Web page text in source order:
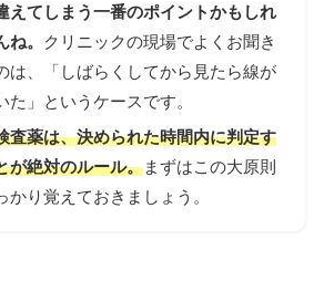
えてしまう一番のポイントかもしれ
ね。
クリニックの現場でよくお聞き
は、「しばらくしてから見たら線が
た」というケースです。
査薬は、決められた時間内に判定す
が絶対のルール。まずはこの大原則
かり覚えておきましょう。